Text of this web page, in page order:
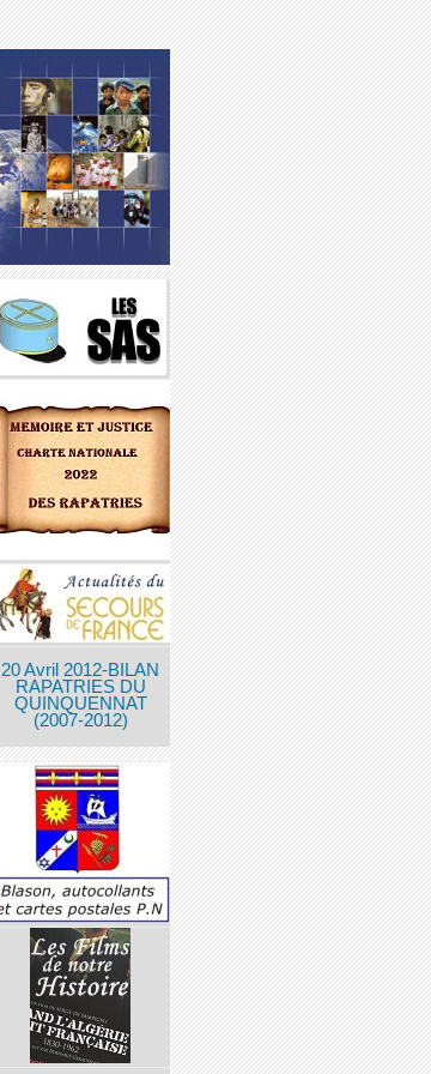
20 Avril 2012-BILAN
RAPATRIES DU
QUINQUENNAT
(2007-2012)